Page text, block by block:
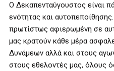
Ο Δεκαπενταύγουστος είναι
ενότητας και
πρωτίστως αφιερωμένη σε
μας κρατούν κάθε μέρα
Δυνάμεων αλλά και στους
στους εθελοντές μας, όλους